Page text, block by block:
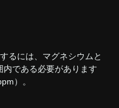
るには、マグネシウムと
である必要があります
）。